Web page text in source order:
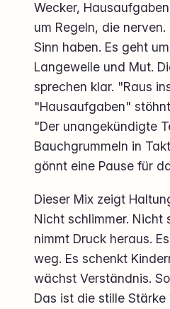
Wecker,
um Regeln, die
Sinn haben. Es geht
Langeweile und Mut.
sprechen klar. "Raus
"Hausaufgaben"
"Der unangekündigte
Bauchgrummeln in
gönnt eine Pause für
Dieser Mix zeigt
Nicht schlimmer. Nicht
nimmt Druck heraus.
weg. Es schenkt
wächst Verständnis.
Das ist die stille Stärke